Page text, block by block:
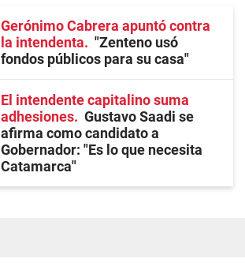
Gerónimo Cabrera apuntó contra
la intendenta
"Zenteno usó
fondos públicos para su casa"
El intendente capitalino suma
adhesiones
Gustavo Saadi se
afirma como candidato a
Gobernador: "Es lo que necesita
Catamarca"